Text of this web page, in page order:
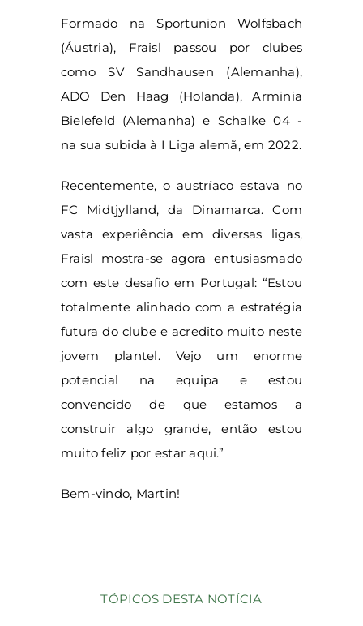
Formado na Sportunion Wolfsbach
(Áustria), Fraisl passou por clubes
como SV Sandhausen (Alemanha),
ADO Den Haag (Holanda), Arminia
Bielefeld (Alemanha) e Schalke 04 -
na sua subida à I Liga alemã, em 2022.
Recentemente, o austríaco estava no
FC Midtjylland, da Dinamarca. Com
vasta experiência em diversas ligas,
Fraisl mostra-se agora entusiasmado
com este desafio em Portugal: “Estou
totalmente alinhado com a estratégia
futura do clube e acredito muito neste
jovem plantel. Vejo um enorme
potencial na equipa e estou
convencido de que estamos a
construir algo grande, então estou
muito feliz por estar aqui.”
Bem-vindo, Martin!
TÓPICOS DESTA NOTÍCIA